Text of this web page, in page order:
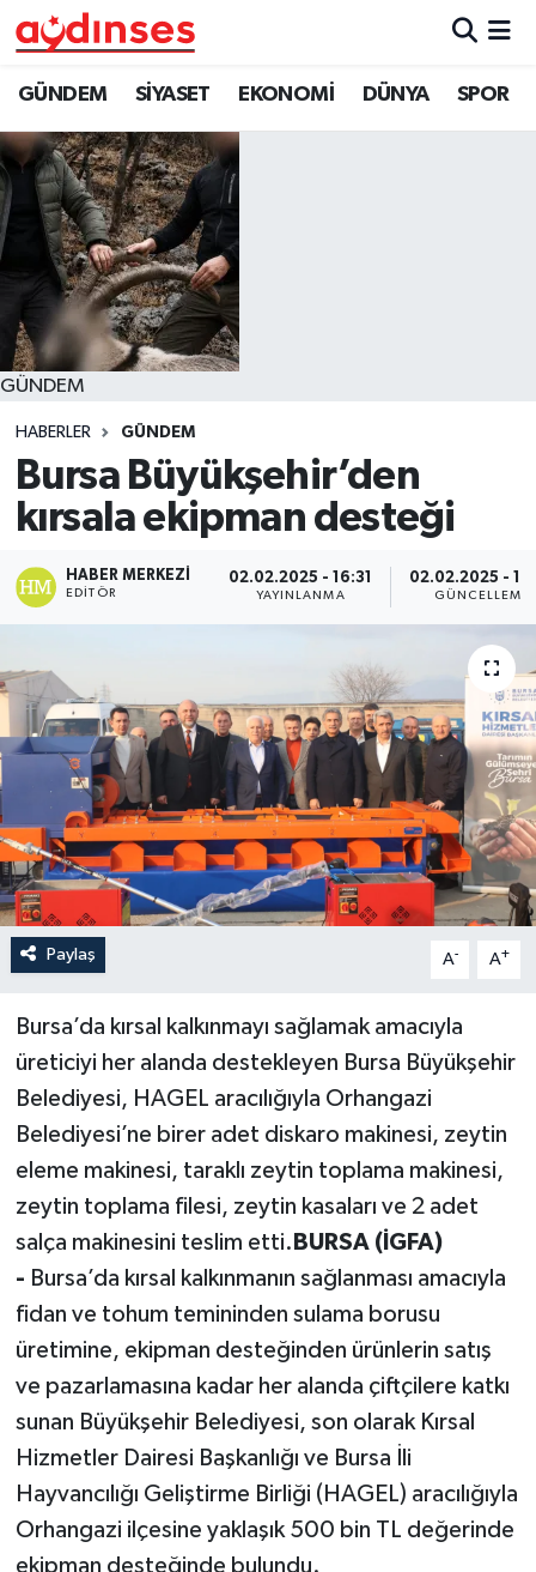
GÜNDEM SİYASET EKONOMİ DÜNYA SPOR
GÜNDEM
HABERLER GÜNDEM
Bursa Büyükşehir’den
kırsala ekipman desteği
HABER MERKEZI
EDITÖR
02.02.2025 - 16:31
YAYINLANMA
02.02.2025 -
GÜNCELLEME
Paylaş A- A+
Bursa’da kırsal kalkınmayı sağlamak amacıyla
üreticiyi her alanda destekleyen Bursa Büyükşehir
Belediyesi, HAGEL aracılığıyla Orhangazi
Belediyesi’ne birer adet diskaro makinesi, zeytin
eleme makinesi, taraklı zeytin toplama makinesi,
zeytin toplama filesi, zeytin kasaları ve 2 adet
salça makinesini teslim etti. BURSA (İGFA)
- Bursa’da kırsal kalkınmanın sağlanması amacıyla
fidan ve tohum temininden sulama borusu
üretimine, ekipman desteğinden ürünlerin satış
ve pazarlamasına kadar her alanda çiftçilere katkı
sunan Büyükşehir Belediyesi, son olarak Kırsal
Hizmetler Dairesi Başkanlığı ve Bursa İli
Hayvancılığı Geliştirme Birliği (HAGEL) aracılığıyla
Orhangazi ilçesine yaklaşık 500 bin TL değerinde
ekipman desteğinde bulundu.
GÜNDEM
SİYASET
EKONOMİ
DÜNYA
SPOR
MAGAZİN
YAŞAM
Nöbetçi Eczaneler
Hava Durumu
Aydin Namaz Vakitleri
Trafik Durumu
Süper Lig Puan Durumu ve Fikstür
Tüm Manşetler
Son Dakika Haberleri
Haber Arşivi